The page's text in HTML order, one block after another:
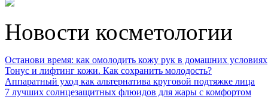
Новости косметологии
Останови время: как омолодить кожу рук в домашних условиях
Тонус и лифтинг кожи. Как сохранить молодость?
Аппаратный уход как альтернатива круговой подтяжке лица
7 лучших солнцезащитных флюидов для жары с комфортом